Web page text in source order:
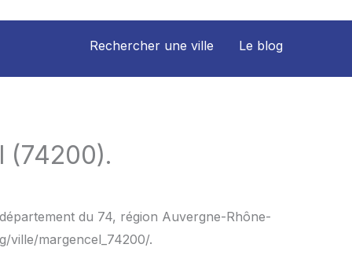
Rechercher une ville Le blog
(74200).
du 74, région Auvergne-Rhône-
ville/margencel_74200/.